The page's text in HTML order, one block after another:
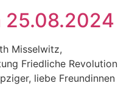
25.08.2024
Misselwitz,
Friedliche Revolution
liebe Freundinnen